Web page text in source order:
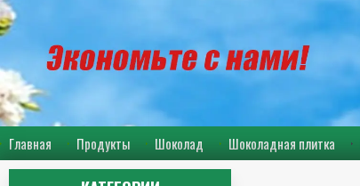
Главная Продукты Шоколад Шоколадная плитка